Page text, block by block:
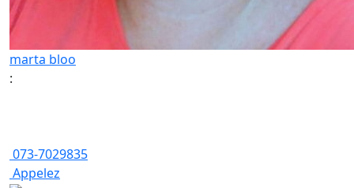
marta bloo
:
073-7029835
Appelez